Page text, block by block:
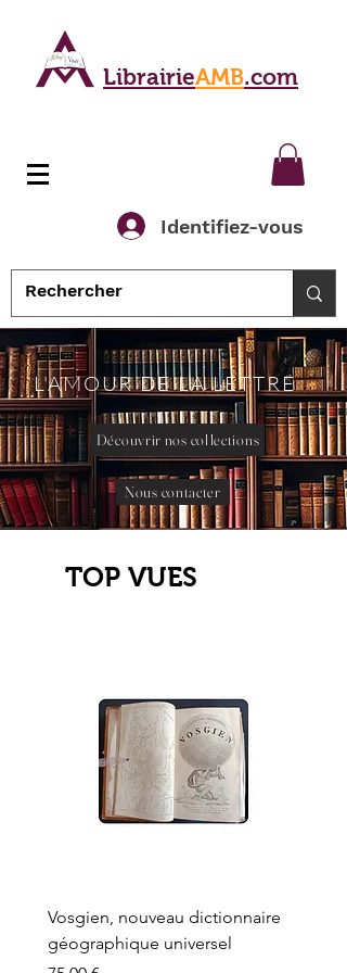
LibrairieAMB.com
Identifiez-vous
L'AMOUR DE LA LETTRE
Découvrir nos collections
Nous contacter
TOP VUES
Vosgien, nouveau dictionnaire
géographique universel